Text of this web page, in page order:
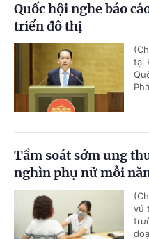
Quốc hội nghe báo
triển đô thị
tại
Tầm soát sớm ung
nghìn phụ nữ mỗi
vú